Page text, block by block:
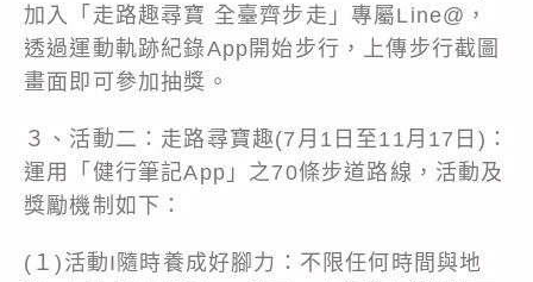
加入「走路趣尋寶 全臺齊步走」專屬Line@，
透過運動軌跡紀錄App開始步行，上傳步行截圖
畫面即可參加抽獎。
３、活動二：走路尋寶趣(7月1日至11月17日)：
運用「健行筆記App」之70條步道路線，活動及
獎勵機制如下：
(１)活動I隨時養成好腳力：不限任何時間與地